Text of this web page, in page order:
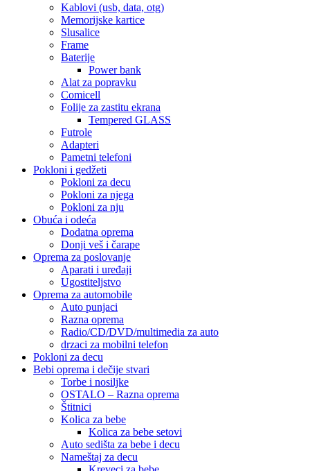
Kablovi (usb, data, otg)
Memorijske kartice
Slusalice
Frame
Baterije
Power bank
Alat za popravku
Comicell
Folije za zastitu ekrana
Tempered GLASS
Futrole
Adapteri
Pametni telefoni
Pokloni i gedžeti
Pokloni za decu
Pokloni za njega
Pokloni za nju
Obuća i odeća
Dodatna oprema
Donji veš i čarape
Oprema za poslovanje
Aparati i uređaji
Ugostiteljstvo
Oprema za automobile
Auto punjaci
Razna oprema
Radio/CD/DVD/multimedia za auto
drzaci za mobilni telefon
Pokloni za decu
Bebi oprema i dečije stvari
Torbe i nosiljke
OSTALO – Razna oprema
Štitnici
Kolica za bebe
Kolica za bebe setovi
Auto sedišta za bebe i decu
Nameštaj za decu